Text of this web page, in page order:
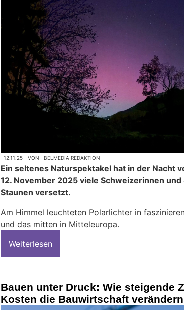
12.11.25 VON BELMEDIA REDAKTION
Ein seltenes Naturspektakel hat in der Nacht
12. November 2025 viele Schweizerinnen und
Staunen versetzt.
Am Himmel leuchteten Polarlichter in
und das mitten in Mitteleuropa.
Weiterlesen
Bauen unter Druck: Wie steigende
Kosten die Bauwirtschaft verändern